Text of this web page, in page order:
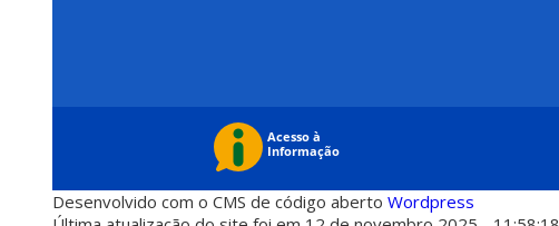
Desenvolvido com o CMS de código aberto Wordpress